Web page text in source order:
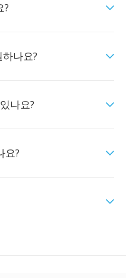
?
나요?
나요?
요?